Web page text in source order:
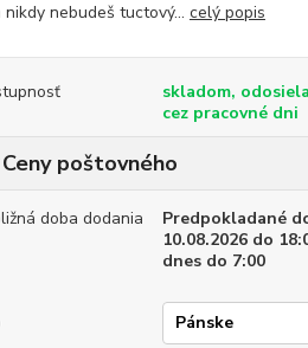
nikdy nebudeš tuctový... celý popis
skladom,
cez pracovné dni
Ceny poštovného
doba dodania
Predpokladané
10.08.2026 do
dnes do 7:00